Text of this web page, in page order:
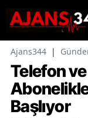
Ajans344 |
Telefon
Başlıyor